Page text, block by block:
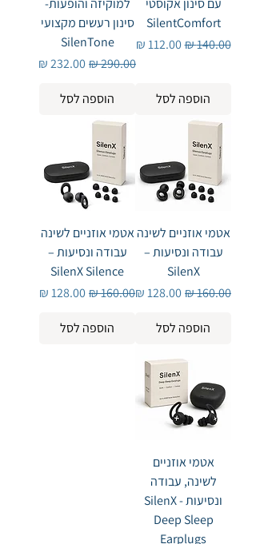
עם סינון אקוסטי
SilentComfort
מחיר רגיל‏140.00 ‏₪ מחיר מבצע‏112.00 ‏₪
הוספה לסל
למוקיזה והופעות-
סינון רעשים מקצועי
SilenTone
מחיר רגילמחיר מבצע
הוספה לסל
אטמי אוזניים לשינה
עבודה ונסיעות –
SilenX
מחיר רגילמחיר מבצע
הוספה לסל
אטמי אוזניים לשינה
עבודה ונסיעות –
SilenX Silence
מחיר רגילמחיר מבצע
הוספה לסל
אטמי אוזניים
לשינה, עבודה
ונסיעות SilenX -
Deep Sleep
Earplugs